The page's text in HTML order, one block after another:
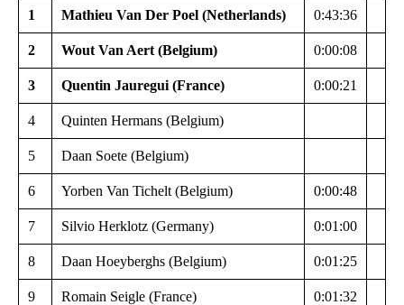
1 Mathieu Van Der Poel (Netherlands) 0:43:36
2 Wout Van Aert (Belgium) 0:00:08
3 Quentin Jauregui (France) 0:00:21
4 Quinten Hermans (Belgium)
5 Daan Soete (Belgium)
6 Yorben Van Tichelt (Belgium) 0:00:48
7 Silvio Herklotz (Germany) 0:01:00
8 Daan Hoeyberghs (Belgium) 0:01:25
9 Romain Seigle (France) 0:01:32